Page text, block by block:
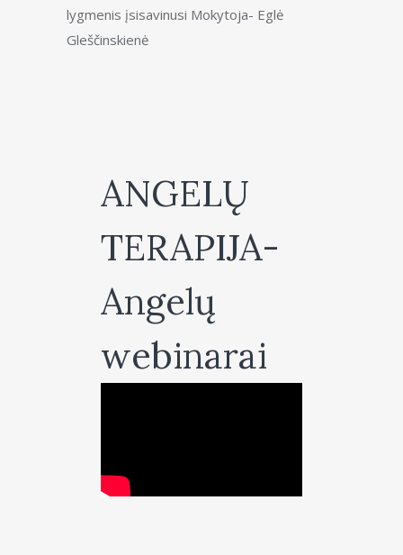
lygmenis įsisavinusi Mokytoja- Eglė
Gleščinskienė
ANGELŲ
TERAPIJA-
Angelų
webinarai